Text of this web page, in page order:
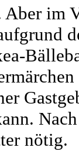
im
nötig.